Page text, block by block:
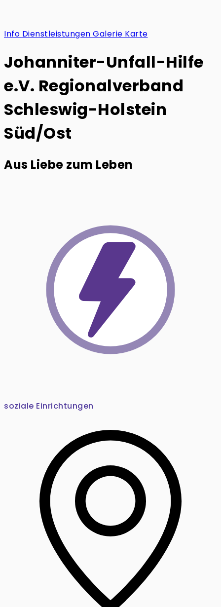
Info Dienstleistungen Galerie Karte
Johanniter-Unfall-Hilfe
e.V. Regionalverband
Schleswig-Holstein
Süd/Ost
Aus Liebe zum Leben
soziale Einrichtungen